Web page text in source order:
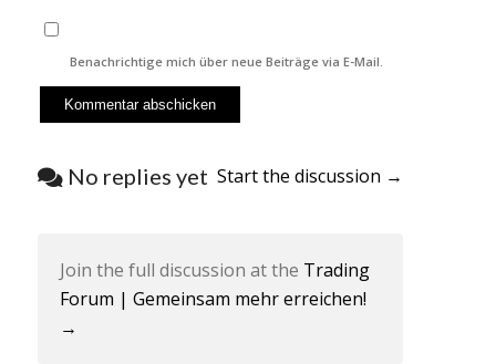
Benachrichtige mich über neue Beiträge via E-Mail.
No replies yet Start the discussion →
Join the full discussion at the Trading
Forum | Gemeinsam mehr erreichen! ‍‍‍‍‍
→